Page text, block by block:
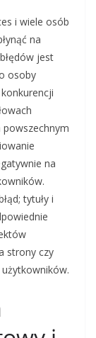
i wiele osób
na
jest
osoby
na
tytuły i
strony czy